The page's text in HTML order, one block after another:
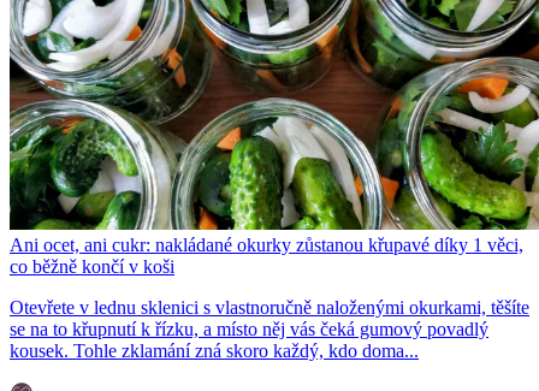
Ani ocet, ani cukr: nakládané okurky zůstanou křupavé díky 1 věci,
co běžně končí v koši
Otevřete v lednu sklenici s vlastnoručně naloženými okurkami, těšíte
se na to křupnutí k řízku, a místo něj vás čeká gumový povadlý
kousek. Tohle zklamání zná skoro každý, kdo doma...